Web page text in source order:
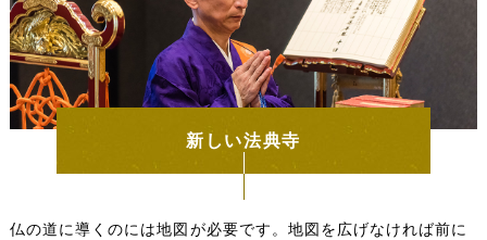
新しい法典寺
仏の道に導くのには地図が必要です。地図を広げなければ前に